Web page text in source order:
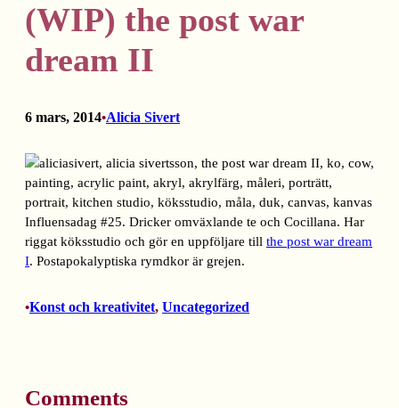
(WIP) the post war
dream II
6 mars, 2014•Alicia Sivert
Influensadag #25. Dricker omväxlande te och Cocillana. Har
riggat köksstudio och gör en uppföljare till the post war dream
I. Postapokalyptiska rymdkor är grejen.
•Konst och kreativitet, Uncategorized
Comments